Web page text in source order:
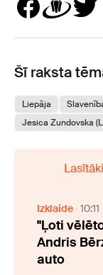
Šī raksta
Liepāja
Jesica Zundovska
Izklaide 10:11
"Ļoti
Andris
auto